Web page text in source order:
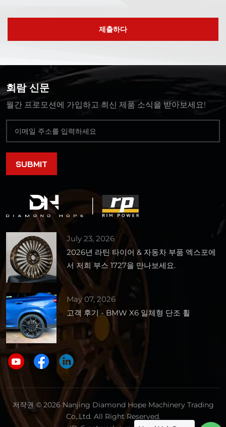
제출하다
회람 신문
월간 프로모션에 가입하고 최신 제품 소식을 받아보세요!
July 23, 2026
2026년 라틴 타이어 & 자동차 부품 엑스포에
서 저희 부스 1727을 만나보세요.
May 07, 2026
고객 후기 - BMW X6 일체형 단조 휠
저작권 © 2026 Nanjing Diamond Hope Machinery Trading
Co,.Ltd. All Right Reserved.